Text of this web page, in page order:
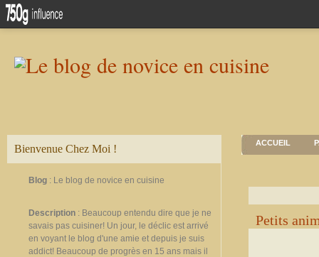
Bienvenue Chez Moi !
Blog : Le blog de novice en cuisine
Description : Beaucoup entendu dire que je ne
savais pas cuisiner! Un jour, le déclic est arrivé
en voyant le blog d'une amie et depuis je suis
addict! Beaucoup de progrès en 15 ans mais il
ACCUEIL
Petits